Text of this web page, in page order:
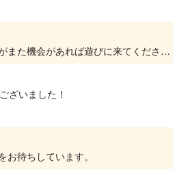
この度はありがとうございました。 至らぬ点もございますがまた機会があれば遊びに来てください！！ 小野
ざいました！
待ちしています。